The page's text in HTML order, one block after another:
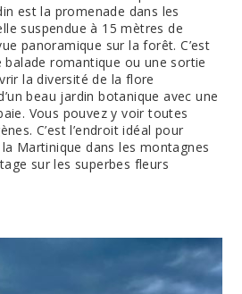
est la promenade dans les
suspendue à 15 mètres de
panoramique sur la forêt. C’est
balade romantique ou une sortie
la diversité de la flore
beau jardin botanique avec une
Vous pouvez y voir toutes
C’est l’endroit idéal pour
Martinique dans les montagnes
sur les superbes fleurs